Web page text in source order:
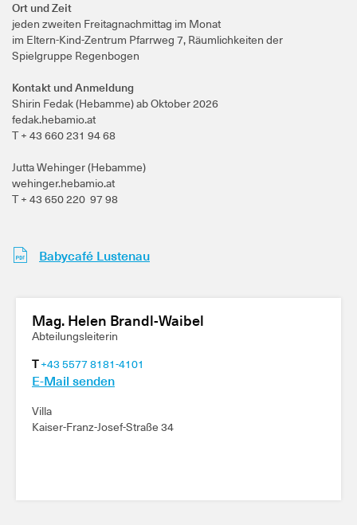
Ort und Zeit
jeden zweiten Freitagnachmittag im Monat
im Eltern-Kind-Zentrum Pfarrweg 7, Räumlichkeiten der
Spielgruppe Regenbogen
Kontakt und Anmeldung
Shirin Fedak (Hebamme) ab Oktober 2026
fedak.hebamio.at
T + 43 660 231 94 68
Jutta Wehinger (Hebamme)
wehinger.hebamio.at
T + 43 650 220 97 98
Babycafé Lustenau
Mag. Helen Brandl-Waibel
Abteilungsleiterin
T+43 5577 8181-4101
E-Mail senden
Villa
Kaiser-Franz-Josef-Straße 34